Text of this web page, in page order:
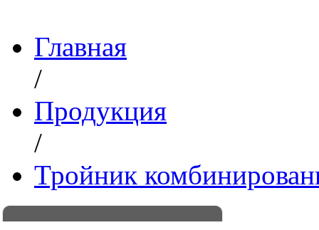
Главная
/
Продукция
/
Тройник